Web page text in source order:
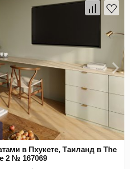
в Пхукете, Таиланд в The
2 № 167069